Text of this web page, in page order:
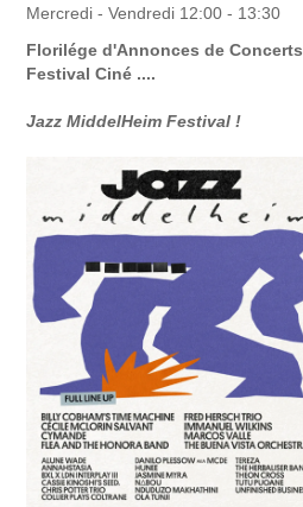
Mercredi - Vendredi 12:00 - 13:30
Florilége d'Annonces de
Festival Ciné ....
Jazz MiddelHeim Festival !